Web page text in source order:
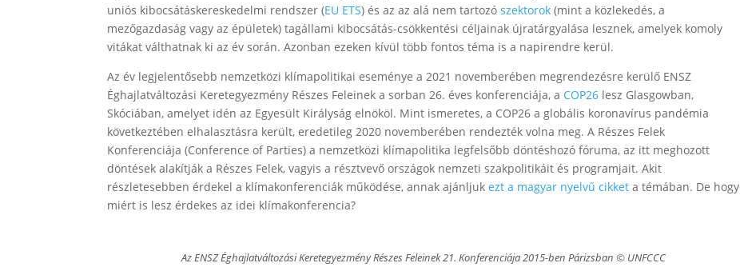
uniós kibocsátáskereskedelmi rendszer (EU ETS) és az az alá nem tartozószektorok (mint a közlekedés, a
mezőgazdaság vagy az épületek) tagállami kibocsátás-csökkentési céljainak újratárgyalása lesznek, amelyek komoly
vitákat válthatnak ki az év során. Azonban ezeken kívül több fontos téma is a napirendre kerül.
Az év legjelentősebb nemzetközi klímapolitikai eseménye a 2021 novemberében megrendezésre kerülő ENSZ
Éghajlatváltozási Keretegyezmény Részes Feleinek a sorban 26. éves konferenciája, a COP26 lesz Glasgowban,
Skóciában, amelyet idén az Egyesült Királyság elnököl. Mint ismeretes, a COP26 a globális koronavírus pandémia
következtében elhalasztásra került, eredetileg 2020 novemberében rendezték volna meg. A Részes Felek
Konferenciája (Conference of Parties) a nemzetközi klímapolitika legfelsőbb döntéshozó fóruma, az itt meghozott
döntések alakítják a Részes Felek, vagyis a résztvevő országok nemzeti szakpolitikáit és programjait. Akit
részletesebben érdekel a klímakonferenciák működése, annak ajánljukezt a magyar nyelvű cikket a témában. De hogy
miért is lesz érdekes az idei klímakonferencia?
Az ENSZ Éghajlatváltozási Keretegyezmény Részes Feleinek 21. Konferenciája 2015-ben Párizsban © UNFCCC